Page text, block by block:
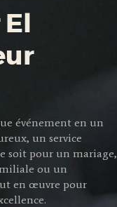
événement en un
un service
soit pour un mariage,
ou un
en œuvre pour